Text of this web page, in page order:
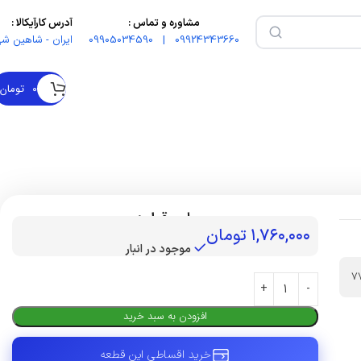
مشاوره و تماس :
09924343660 | 09905034590
آدرس کارآیکالا :
ایران - شاهین
۰ تومان
بهای قطعه :
۱,۷۶۰,۰۰۰ تومان
موجود در انبار
افزودن به سبد خرید
خرید اقساطی این قطعه